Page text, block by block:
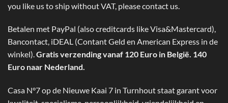
you like us to ship without VAT, please contact us.
Betalen met PayPal (also creditcards like Visa&Mastercard),
Bancontact, iDEAL (Contant Geld en American Express in de
winkel).Gratis verzending vanaf 120 Euro in België. 140
Euro naar Nederland.
Casa N°7 op de Nieuwe Kaai 7 in Turnhout staat garant voor